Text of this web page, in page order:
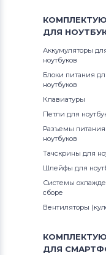
ДЛЯ
Аккумуляторы
ноутбуков
Блоки питания
ноутбуков
Клавиатуры
Петли для
Разъемы
ноутбуков
Тачскрины для
Шлейфы для
Системы
сборе
Вентиляторы
ДЛЯ